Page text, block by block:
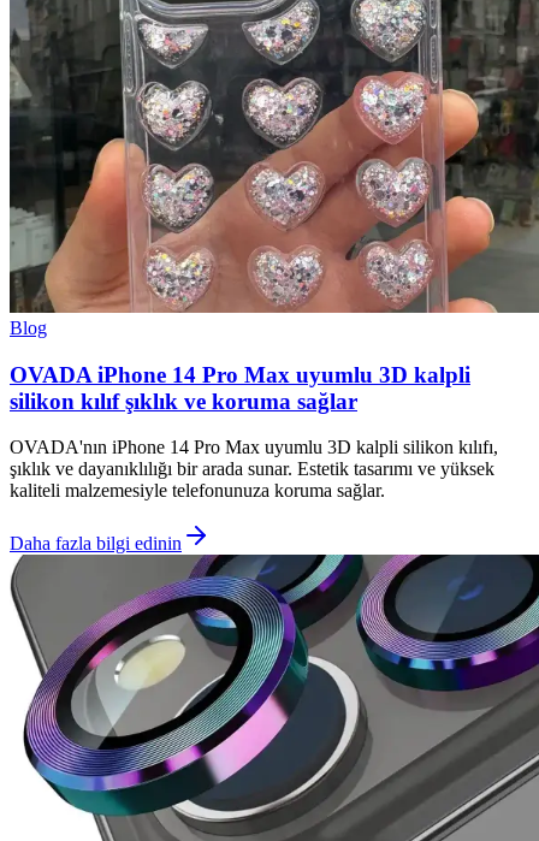
Blog
OVADA iPhone 14 Pro Max uyumlu 3D kalpli
silikon kılıf şıklık ve koruma sağlar
OVADA'nın iPhone 14 Pro Max uyumlu 3D kalpli silikon kılıfı,
şıklık ve dayanıklılığı bir arada sunar. Estetik tasarımı ve yüksek
kaliteli malzemesiyle telefonunuza koruma sağlar.
Daha fazla bilgi edinin